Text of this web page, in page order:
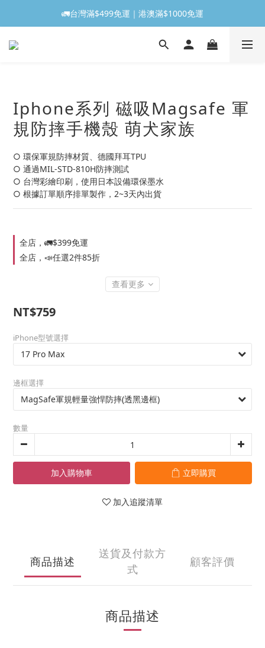
🚛台灣滿$499免運｜港澳滿$1000免運
Iphone系列 磁吸Magsafe 軍
規防摔手機殼 萌犬家族
○ 環保軍規防摔材質、德國拜耳TPU
○ 通過MIL-STD-810H防摔測試
○ 台灣彩繪印刷，使用日本設備環保墨水
○ 根據訂單順序排單製作，2~3天內出貨
全店，🚛$399免運
全店，📣任選2件85折
查看更多
NT$759
iPhone型號選擇
邊框選擇
數量
加入購物車 立即購買
加入追蹤清單
商品描述
送貨及付款方
式
顧客評價
商品描述